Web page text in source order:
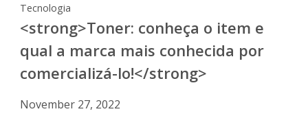
Tecnologia
<strong>Toner: conheça o item e
qual a marca mais conhecida por
comercializá-lo!</strong>
November 27, 2022